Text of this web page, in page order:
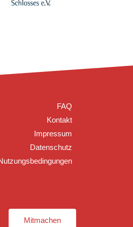
FAQ
Kontakt
Impressum
Datenschutz
Mitmachen